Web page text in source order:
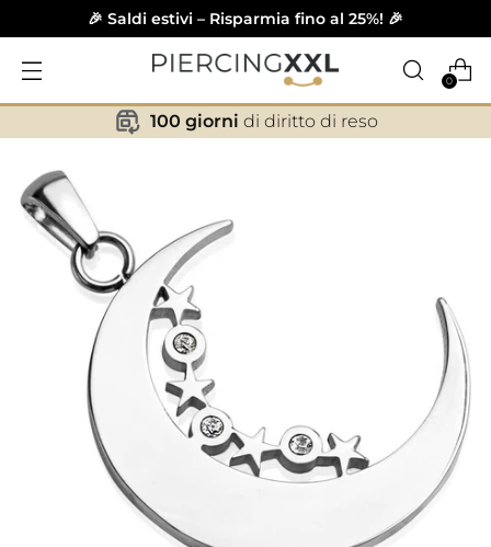
🎉 Saldi estivi – Risparmia fino al 25%! 🎉
0
✕
100 giorni di diritto di reso